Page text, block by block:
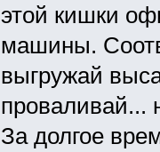
этой кишки
машины.
выгружай
проваливай...
За долгое